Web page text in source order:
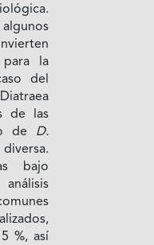
la
del
de las
de D.
bajo
%, así